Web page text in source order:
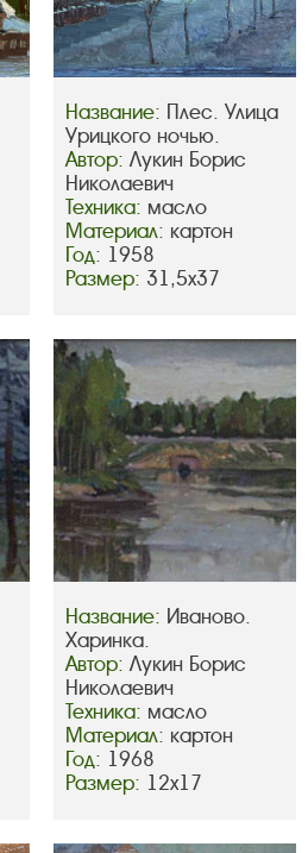
Название: Плес. Улица
Урицкого ночью.
Автор: Лукин Борис
Николаевич
Техника: масло
Материал: картон
Год: 1958
Размер: 31,5х37
Название: Иваново.
Харинка.
Автор: Лукин Борис
Николаевич
Техника: масло
Материал: картон
Год: 1968
Размер: 12х17